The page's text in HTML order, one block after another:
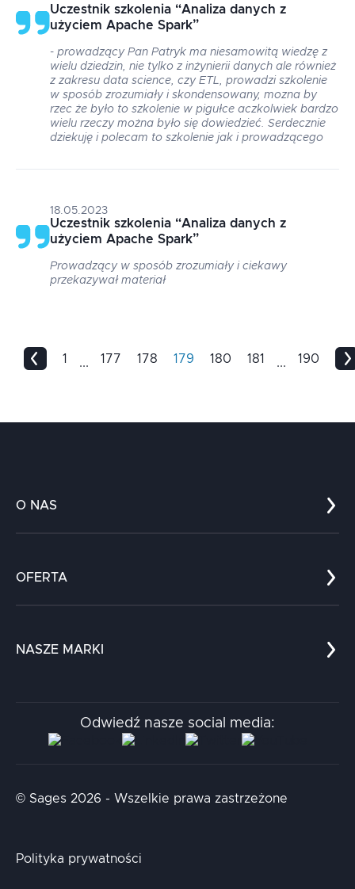
Uczestnik szkolenia “Analiza danych z
użyciem Apache Spark”
- prowadzący Pan Patryk ma niesamowitą wiedzę z
wielu dziedzin, nie tylko z inżynierii danych ale również
z zakresu data science, czy ETL, prowadzi szkolenie
w sposób zrozumiały i skondensowany, mozna by
rzec że było to szkolenie w pigułce aczkolwiek bardzo
wielu rzeczy można było się dowiedzieć. Serdecznie
dziekuję i polecam to szkolenie jak i prowadzącego
18.05.2023
Uczestnik szkolenia “Analiza danych z
użyciem Apache Spark”
Prowadzący w sposób zrozumiały i ciekawy
przekazywał materiał
1 ... 177 178 179 180 181 ... 190
O NAS
Kariera
Kontakt
OFERTA
Chatboty
NASZE MARKI
Aidapta
AI & NLP Day
Odwiedź nasze social media:
© Sages 2026 - Wszelkie prawa zastrzeżone
Polityka prywatności